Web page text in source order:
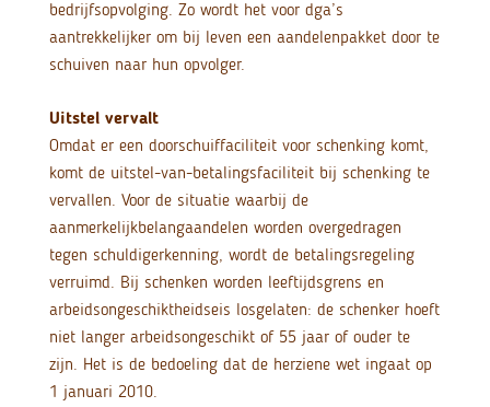
bedrijfsopvolging. Zo wordt het voor dga’s
aantrekkelijker om bij leven een aandelenpakket door te
schuiven naar hun opvolger.
Uitstel vervalt
Omdat er een doorschuiffaciliteit voor schenking komt,
komt de uitstel-van-betalingsfaciliteit bij schenking te
vervallen. Voor de situatie waarbij de
aanmerkelijkbelangaandelen worden overgedragen
tegen schuldigerkenning, wordt de betalingsregeling
verruimd. Bij schenken worden leeftijdsgrens en
arbeidsongeschiktheidseis losgelaten: de schenker hoeft
niet langer arbeidsongeschikt of 55 jaar of ouder te
zijn. Het is de bedoeling dat de herziene wet ingaat op
1 januari 2010.